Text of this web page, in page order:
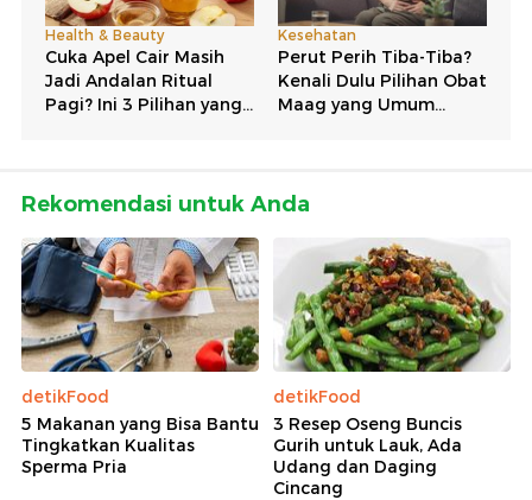
Rekomendasi untuk Anda
detikFood
5 Makanan yang Bisa Bantu
Tingkatkan Kualitas
Sperma Pria
detikFood
3 Resep Oseng Buncis
Gurih untuk Lauk, Ada
Udang dan Daging
Cincang